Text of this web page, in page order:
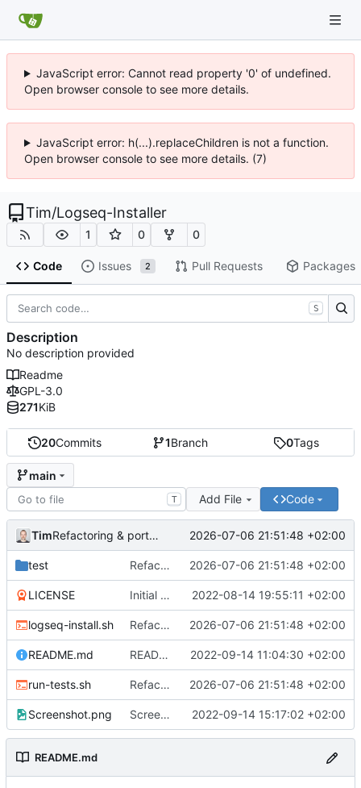
JavaScript error: Cannot read property '0' of undefined.
Open browser console to see more details.
JavaScript error: h(...).replaceChildren is not a function.
Open browser console to see more details. (7)
Tim/Logseq-Installer
1 0 0
Code Issues 2 Pull Requests Packages
20Commits 1Branch 0Tags
main
T Add File Code
Tim Refactoring & portable Testpfade 2026-07-06 21:51:48 +02:00
test Refactoring & portable Testpfade 2026-07-06 21:51:48 +02:00
LICENSE Initial commit 2022-08-14 19:55:11 +02:00
logseq-install.sh Refactoring & portable Testpfade 2026-07-06 21:51:48 +02:00
README.md README um Hinweis auf symbolischen Link ergänzt 2022-09-14 11:04:30 +02:00
run-tests.sh Refactoring & portable Testpfade 2026-07-06 21:51:48 +02:00
Screenshot.png Screenshot erneuert 2022-09-14 15:17:02 +02:00
README.md
S
Description
No description provided
Readme
GPL-3.0
271KiB